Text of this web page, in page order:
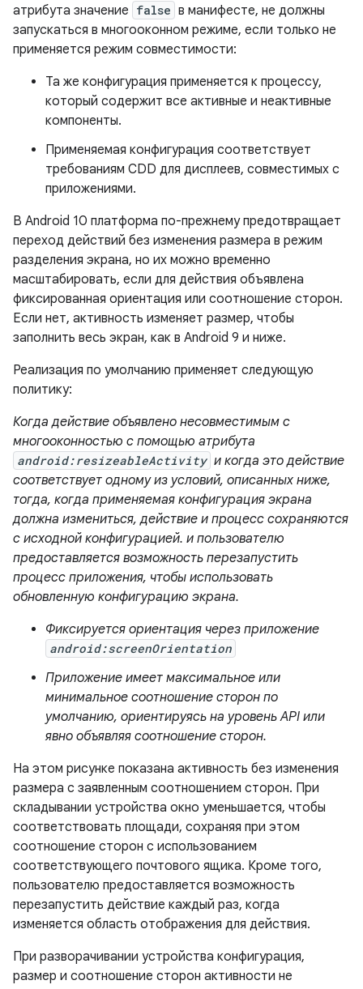
атрибута значение false в манифесте, не должны
запускаться в многооконном режиме, если только не
применяется режим совместимости:
Та же конфигурация применяется к процессу,
который содержит все активные и неактивные
компоненты.
Применяемая конфигурация соответствует
требованиям CDD для дисплеев, совместимых с
приложениями.
В Android 10 платформа по-прежнему предотвращает
переход действий без изменения размера в режим
разделения экрана, но их можно временно
масштабировать, если для действия объявлена ​​
фиксированная ориентация или соотношение сторон.
Если нет, активность изменяет размер, чтобы
заполнить весь экран, как в Android 9 и ниже.
Реализация по умолчанию применяет следующую
политику:
Когда действие объявлено несовместимым с
многооконностью с помощью атрибута
android:resizeableActivity и когда это действие
соответствует одному из условий, описанных ниже,
тогда, когда применяемая конфигурация экрана
должна измениться, действие и процесс сохраняются
с исходной конфигурацией. и пользователю
предоставляется возможность перезапустить
процесс приложения, чтобы использовать
обновленную конфигурацию экрана.
Фиксируется ориентация через приложение
android:screenOrientation
Приложение имеет максимальное или
минимальное соотношение сторон по
умолчанию, ориентируясь на уровень API или
явно объявляя соотношение сторон.
На этом рисунке показана активность без изменения
размера с заявленным соотношением сторон. При
складывании устройства окно уменьшается, чтобы
соответствовать площади, сохраняя при этом
соотношение сторон с использованием
соответствующего почтового ящика. Кроме того,
пользователю предоставляется возможность
перезапустить действие каждый раз, когда
изменяется область отображения для действия.
При разворачивании устройства конфигурация,
размер и соотношение сторон активности не